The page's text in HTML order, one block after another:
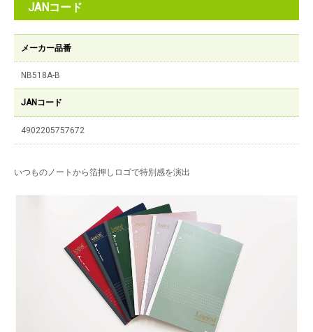
JANコード
メーカー品番
NB518A-B
JANコード
4902205757672
いつものノートから箔押しロゴで特別感を演出